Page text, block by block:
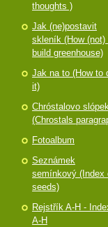
thoughts )
Jak (ne)postavit
skleník (How (not)
build greenhouse)
Jak na to (How to
it)
Chróstalovo
(Chrostals
Fotoalbum
Seznámek
semínkový (Index
seeds)
Rejstřík A-H -
A-H